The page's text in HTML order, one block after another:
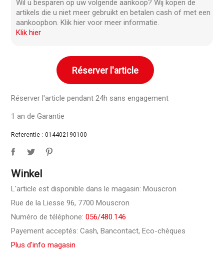
Wil u besparen op uw volgende aankoop? Wij kopen de
artikels die u niet meer gebruikt en betalen cash of met een
aankoopbon. Klik hier voor meer informatie.
Klik hier
Réserver l'article
Réserver l'article pendant 24h sans engagement
1 an de Garantie
Referentie : 014402190100
Winkel
L'article est disponible dans le magasin: Mouscron
Rue de la Liesse 96, 7700 Mouscron
Numéro de téléphone:056/480.146
Payement acceptés: Cash, Bancontact, Eco-chèques
Plus d'info magasin